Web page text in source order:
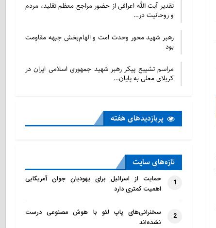
تقدیر آیت الله اعرافی از حضور مراجع معظم تقلید، مردم
و روحانیت در…
رهبر شهید محور وحدت امت و الهام‌بخش جبهه مقاومت
بود
مراسم تشییع پیکر رهبر شهید جمهوری اسلامی ایران در
کربلای معلی به پایان…
پربازدید‌های هفته
تازه‌‌های سایت
1
حمایت از اسرائیل برای یهودیان جوان آمریکایی
اهمیت کمتری دارد
2
سخنرانی‌های پاپ لئو با هوش مصنوعی درست
نشده‌اند